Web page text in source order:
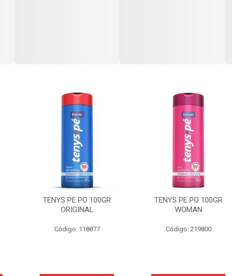
TENYS PE PO 100GR
ORIGINAL
Código: 118877
TENYS PE PO 100GR
WOMAN
Código: 219800